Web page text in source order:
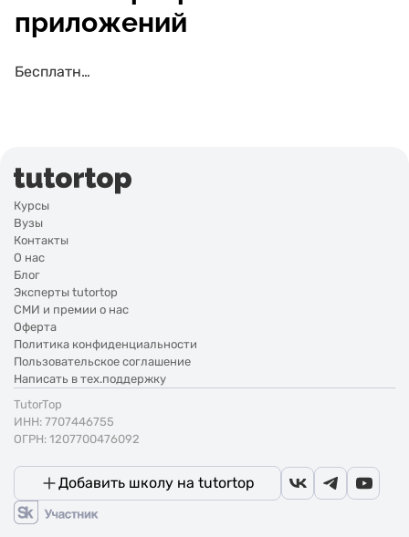
приложений
Бесплатные курсы по Android-разработке приложений
Курсы
Вузы
Контакты
О нас
Блог
Эксперты tutortop
СМИ и премии о нас
Оферта
Политика конфиденциальности
Пользовательское соглашение
Написать в тех.поддержку
TutorTop
ИНН: 7707446755
ОГРН: 1207700476092
Добавить школу на tutortop